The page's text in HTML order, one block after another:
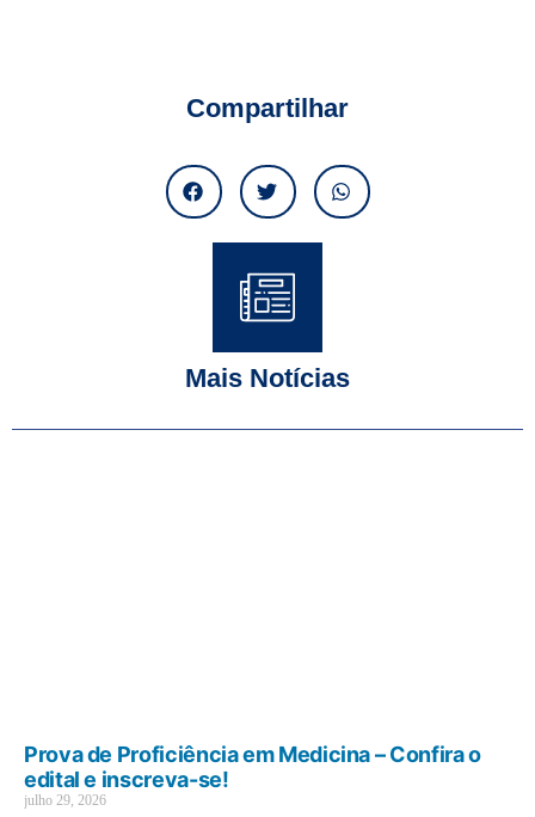
Compartilhar
Mais Notícias
Prova de Proficiência em Medicina – Confira o
edital e inscreva-se!
julho 29, 2026